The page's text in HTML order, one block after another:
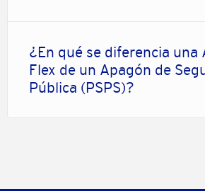
¿En qué se diferencia una
Flex de un Apagón de
Pública (PSPS)?